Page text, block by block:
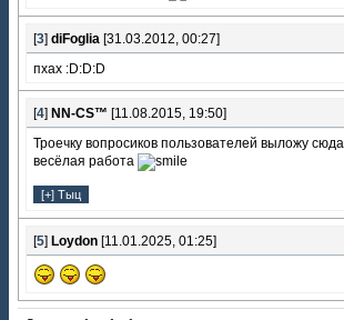
[3] diFoglia [31.03.2012, 00:27]
пхaх :D:D:D
[4] NN-CS™ [11.08.2015, 19:50]
Троечку вопросиков пользователей выложу сюда
весёлая работа
[5] Loydon [11.01.2025, 01:25]